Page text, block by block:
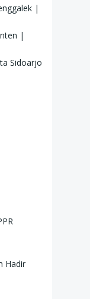
|
|
Sidoarjo
Hadir